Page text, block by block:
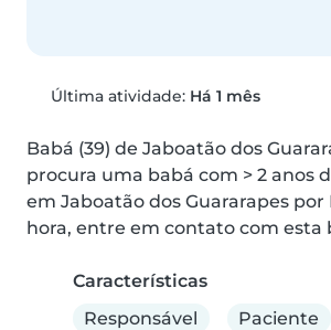
Última atividade: Há 1 mês
Babá (39) de Jaboatão dos
procura uma babá com > 2 anos
em Jaboatão dos Guararapes por
hora, entre em contato com esta
Características
Responsável
Paciente